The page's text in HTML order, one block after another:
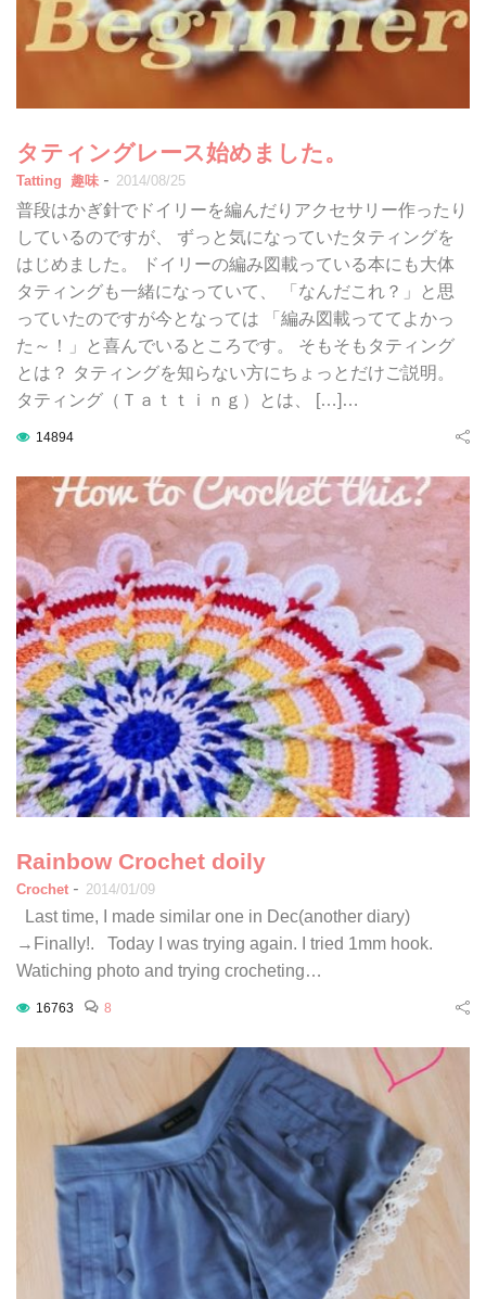
タティングレース始めました。
Tatting 趣味 - 2014/08/25
普段はかぎ針でドイリーを編んだりアクセサリー作ったり
しているのですが、 ずっと気になっていたタティングを
はじめました。 ドイリーの編み図載っている本にも大体
タティングも一緒になっていて、 「なんだこれ？」と思
っていたのですが今となっては 「編み図載っててよかっ
た～！」と喜んでいるところです。 そもそもタティング
とは？ タティングを知らない方にちょっとだけご説明。
タティング（Ｔａｔｔｉｎｇ）とは、 […]…
14894
Rainbow Crochet doily
Crochet - 2014/01/09
Last time, I made similar one in Dec(another diary)
→Finally!. Today I was trying again. I tried 1mm hook.
Watiching photo and trying crocheting…
16763 8